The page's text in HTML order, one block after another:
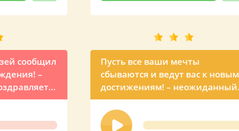
сообщил
–
Пусть все ваши мечты
сбываются и ведут вас к новым
достижениям! – неожиданный
звонок внуку от президента
Путина